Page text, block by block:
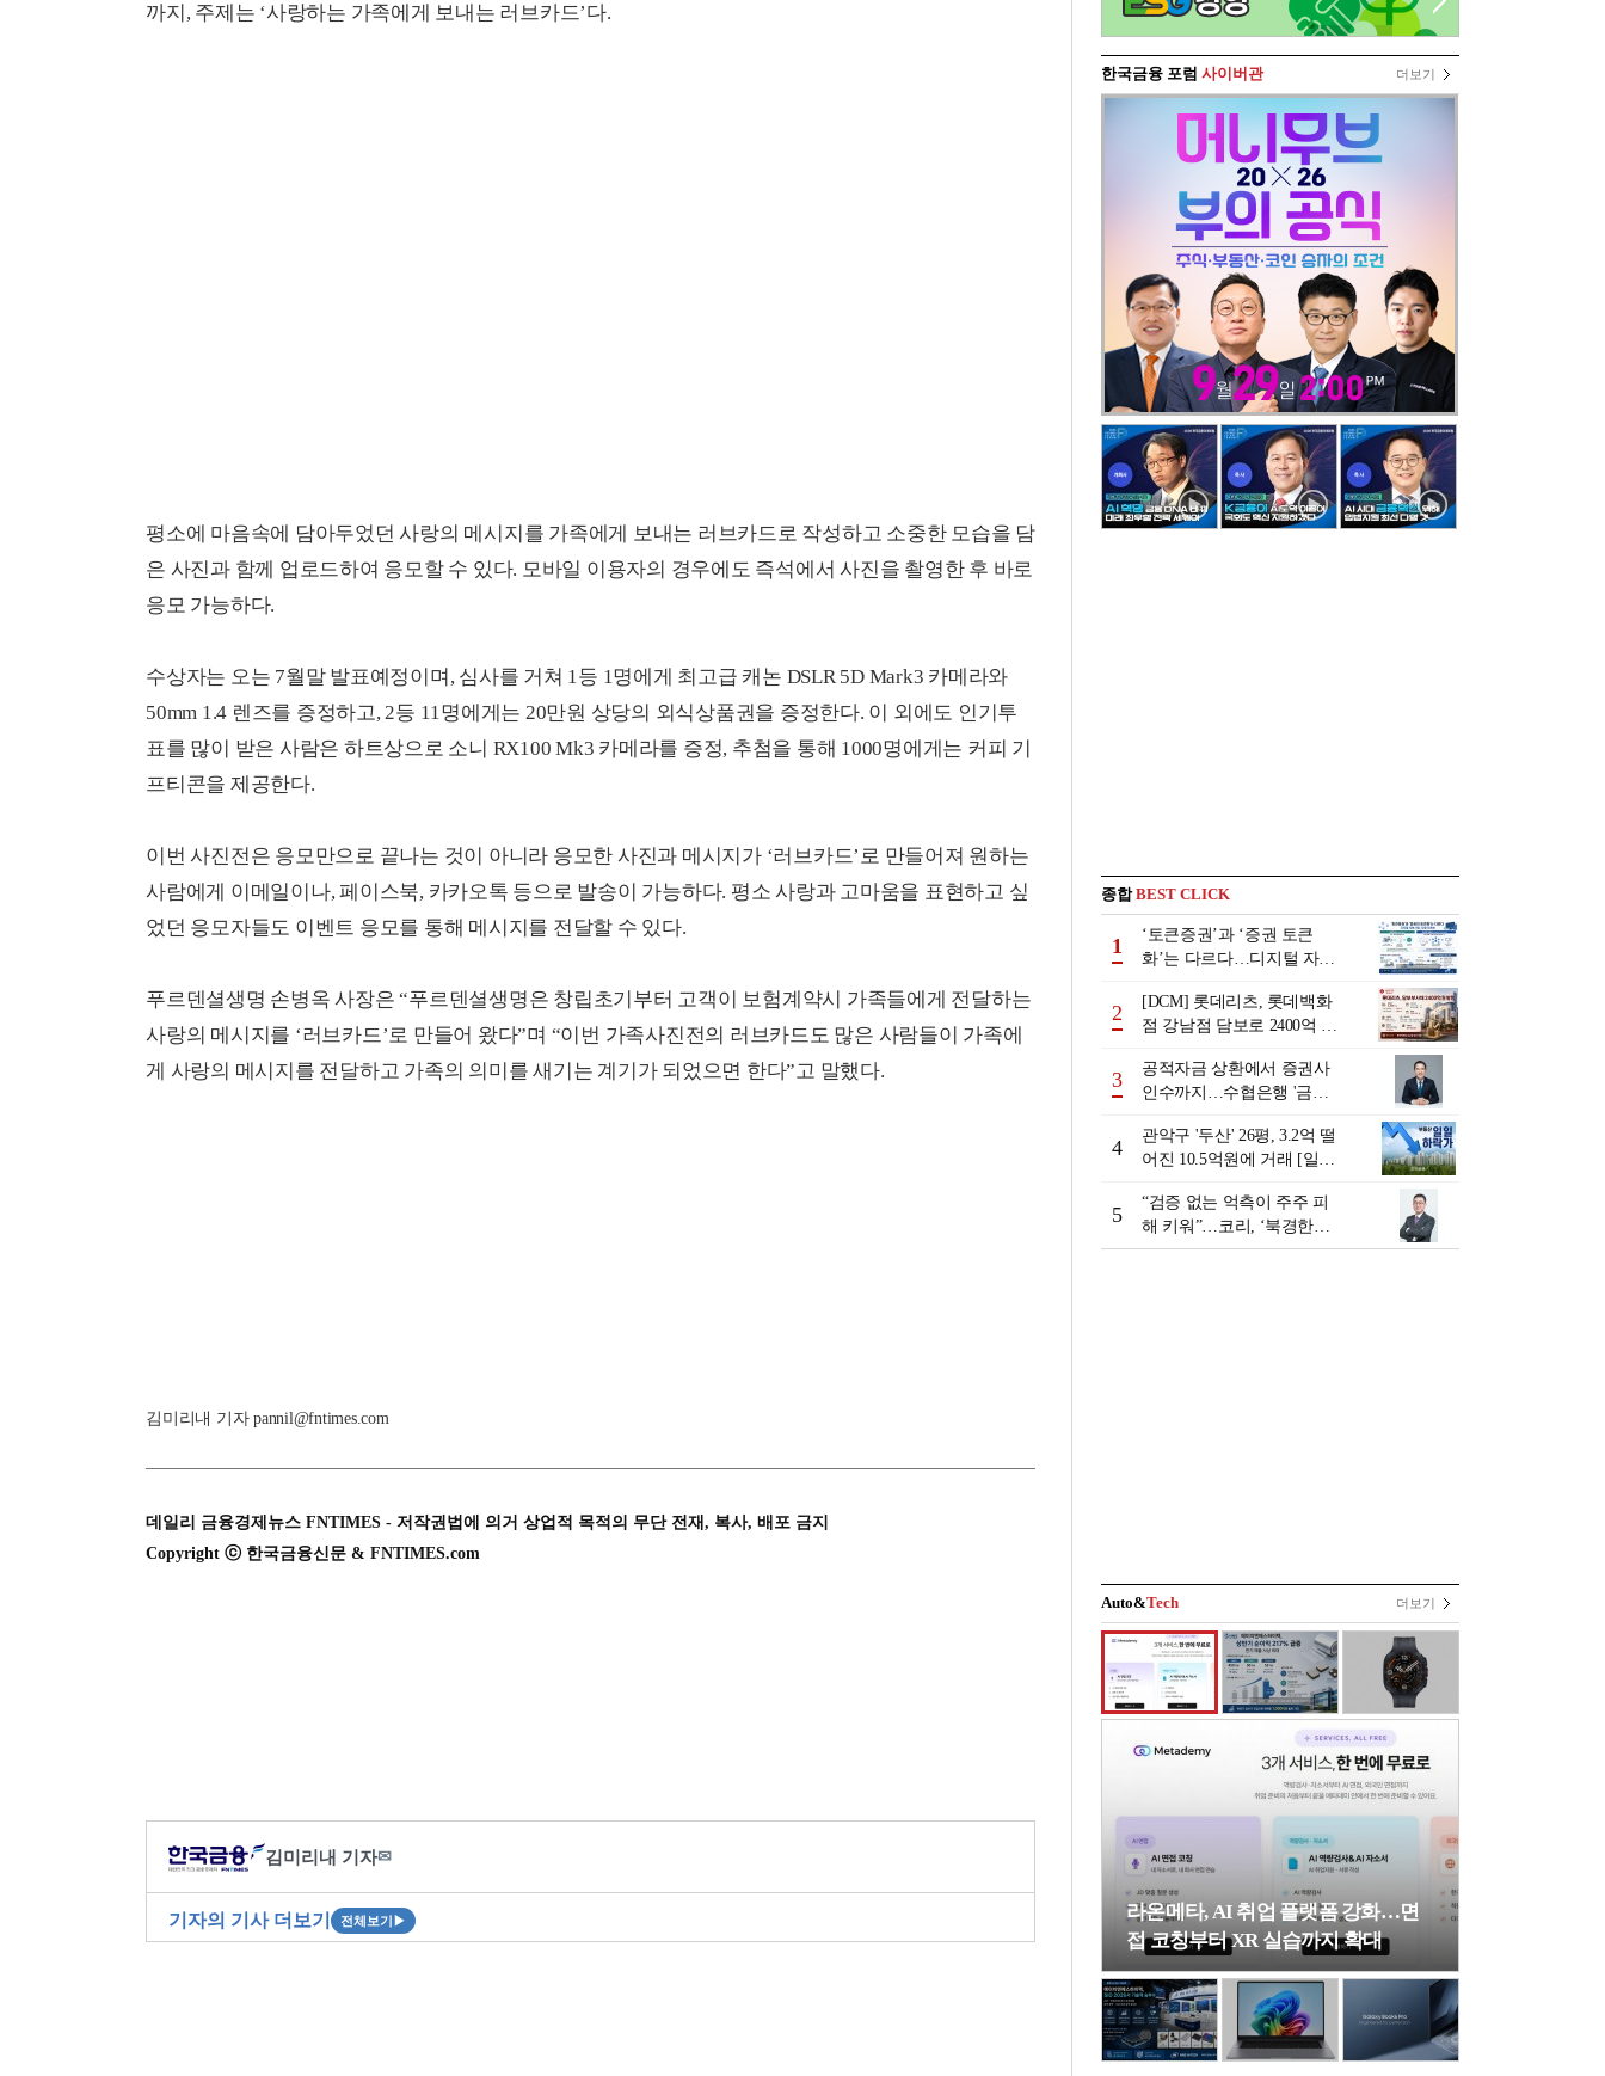
까지, 주제는 ‘사랑하는 가족에게 보내는 러브카드’다.
평소에 마음속에 담아두었던 사랑의 메시지를 가족에게 보내는 러브카드로 작성하고 소중한 모습을 담
은 사진과 함께 업로드하여 응모할 수 있다. 모바일 이용자의 경우에도 즉석에서 사진을 촬영한 후 바로
응모 가능하다.
수상자는 오는 7월말 발표예정이며, 심사를 거쳐 1등 1명에게 최고급 캐논 DSLR 5D Mark3 카메라와
50mm 1.4 렌즈를 증정하고, 2등 11명에게는 20만원 상당의 외식상품권을 증정한다. 이 외에도 인기투
표를 많이 받은 사람은 하트상으로 소니 RX100 Mk3 카메라를 증정, 추첨을 통해 1000명에게는 커피 기
프티콘을 제공한다.
이번 사진전은 응모만으로 끝나는 것이 아니라 응모한 사진과 메시지가 ‘러브카드’로 만들어져 원하는
사람에게 이메일이나, 페이스북, 카카오톡 등으로 발송이 가능하다. 평소 사랑과 고마움을 표현하고 싶
었던 응모자들도 이벤트 응모를 통해 메시지를 전달할 수 있다.
푸르덴셜생명 손병옥 사장은 “푸르덴셜생명은 창립초기부터 고객이 보험계약시 가족들에게 전달하는
사랑의 메시지를 ‘러브카드’로 만들어 왔다”며 “이번 가족사진전의 러브카드도 많은 사람들이 가족에
게 사랑의 메시지를 전달하고 가족의 의미를 새기는 계기가 되었으면 한다”고 말했다.
김미리내 기자 pannil@fntimes.com
데일리 금융경제뉴스 FNTIMES - 저작권법에 의거 상업적 목적의 무단 전재, 복사, 배포 금지
Copyright ⓒ 한국금융신문 & FNTIMES.com
김미리내 기자✉
기자의 기사 더보기 전체보기 ▶
한국금융 포럼 사이버관 더보기
종합BEST CLICK
1
‘토큰증권’과 ‘증권 토큰
화’는 다르다…디지털 자본
2
[DCM] 롯데리츠, 롯데백화
점 강남점 담보로 2400억 조
3
공적자금 상환에서 증권사
인수까지…수협은행 '금융
행 금융그룹의 꿈①]
4
관악구 '두산' 26평, 3.2억 떨
어진 10.5억원에 거래 [일일
5
“검증 없는 억측이 주주 피
해 키워”…코리, ‘북경한미
미수채권 논란’ 정면 반박
Auto&Tech 더보기
라온메타, AI 취업 플랫폼 강화…면
접 코칭부터 XR 실습까지 확대